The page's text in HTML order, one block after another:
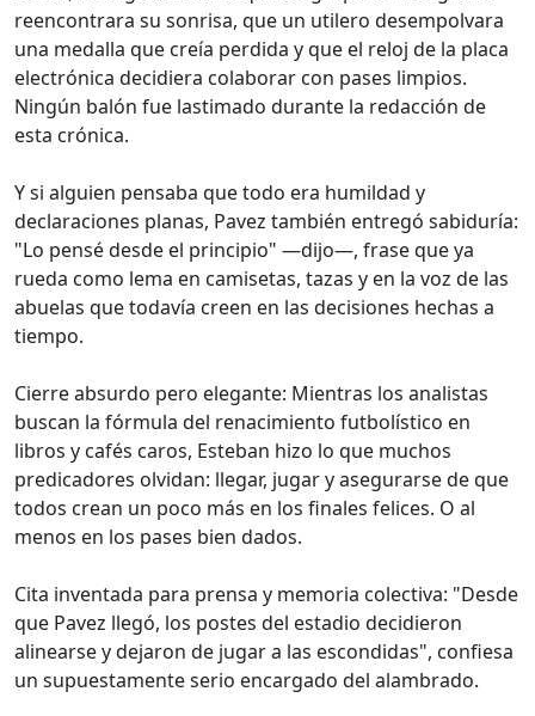
reencontrara su sonrisa, que un utilero desempolvara
una medalla que creía perdida y que el reloj de la placa
electrónica decidiera colaborar con pases limpios.
Ningún balón fue lastimado durante la redacción de
esta crónica.
Y si alguien pensaba que todo era humildad y
declaraciones planas, Pavez también entregó sabiduría:
"Lo pensé desde el principio" —dijo—, frase que ya
rueda como lema en camisetas, tazas y en la voz de las
abuelas que todavía creen en las decisiones hechas a
tiempo.
Cierre absurdo pero elegante: Mientras los analistas
buscan la fórmula del renacimiento futbolístico en
libros y cafés caros, Esteban hizo lo que muchos
predicadores olvidan: llegar, jugar y asegurarse de que
todos crean un poco más en los finales felices. O al
menos en los pases bien dados.
Cita inventada para prensa y memoria colectiva: "Desde
que Pavez llegó, los postes del estadio decidieron
alinearse y dejaron de jugar a las escondidas", confiesa
un supuestamente serio encargado del alambrado.